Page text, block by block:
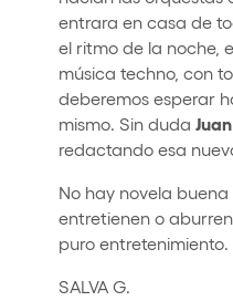
entrara en casa de
el ritmo de la noche,
música techno, con
deberemos esperar
mismo. Sin duda Juan
redactando esa
No hay novela
entretienen o
puro entretenimiento.
SALVA G.